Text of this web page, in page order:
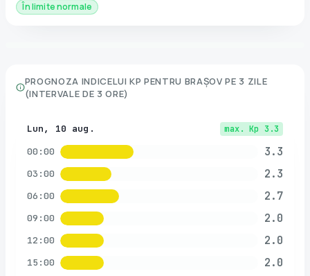
În limite normale
PROGNOZA INDICELUI KP PENTRU BRAȘOV PE 3 ZILE
(INTERVALE DE 3 ORE)
Lun, 10 aug. max. Kp 3.3
00:00 3.3
03:00 2.3
06:00 2.7
09:00 2.0
12:00 2.0
15:00 2.0